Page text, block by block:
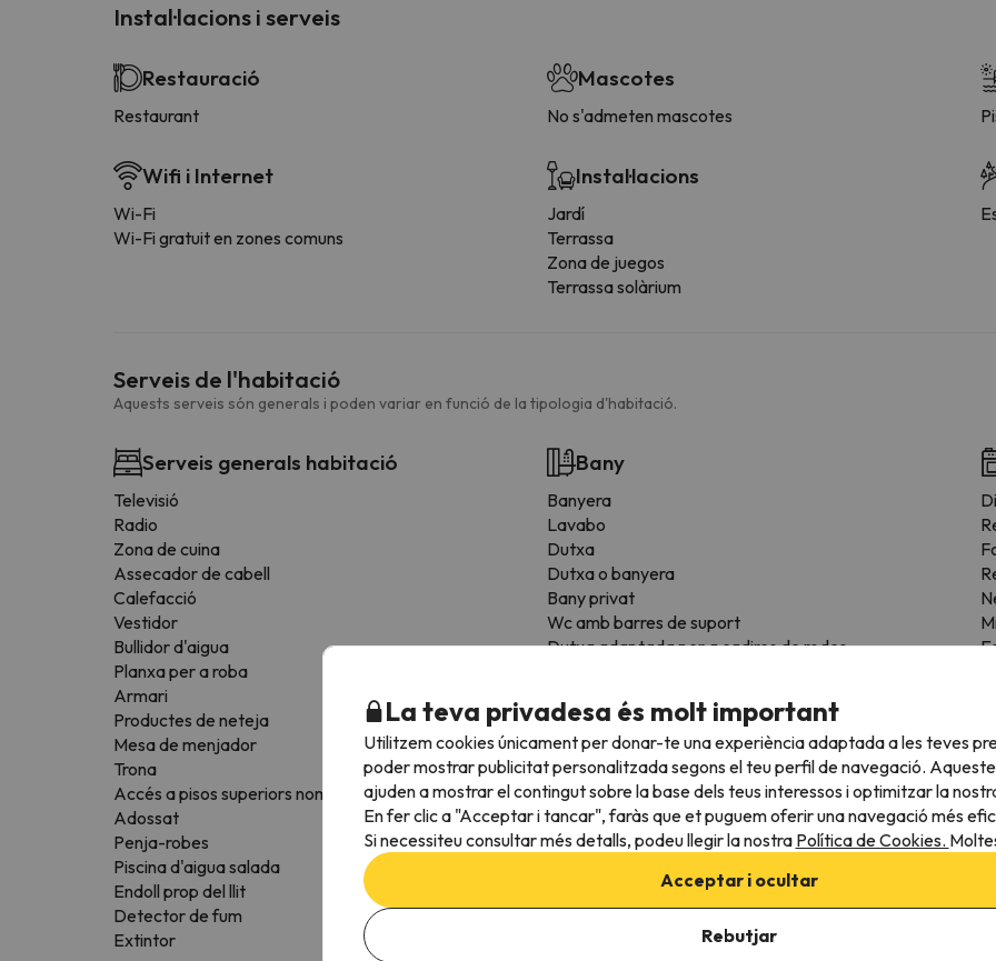
Instal·lacions i serveis
Restauració
Restaurant
Wifi i Internet
Wi-Fi
Wi-Fi gratuit en zones comuns
Mascotes
No s'admeten mascotes
Instal·lacions
Jardí
Terrassa
Zona de juegos
Terrassa solàrium
Serveis de l'habitació
Aquests serveis són generals i poden variar en funció de la tipologia d'habitació.
Serveis generals habitació
Televisió
Radio
Zona de cuina
Assecador de cabell
Calefacció
Vestidor
Bullidor d'aigua
Planxa per a roba
Armari
Productes de neteja
Mesa de menjador
Trona
Accés a pisos superiors només mitjançant escales
Adossat
Penja-robes
Piscina d'aigua salada
Endoll prop del llit
Detector de fum
Extintor
Bany
Banyera
Lavabo
Dutxa
Dutxa o banyera
Bany privat
Wc amb barres de suport
Dutxa adaptada per a cadires de rodes
WC elevat
Silla per a dutxa
La teva privadesa és molt important
Utilitzem cookies únicament per donar-te una experiència adaptada a les teves
poder mostrar publicitat personalitzada segons el teu perfil de navegació.
ajuden a mostrar el contingut sobre la base dels teus interessos i optimitzar la
En fer clic a "Acceptar i tancar", faràs que et puguem oferir una navegació més
Si necessiteu consultar més detalls, podeu llegir la nostra Política de Cookies.
Acceptar i ocultar
Rebutjar